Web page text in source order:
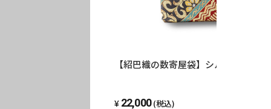
【紹巴織の数寄屋袋】シルクロード
22,000 (税込)